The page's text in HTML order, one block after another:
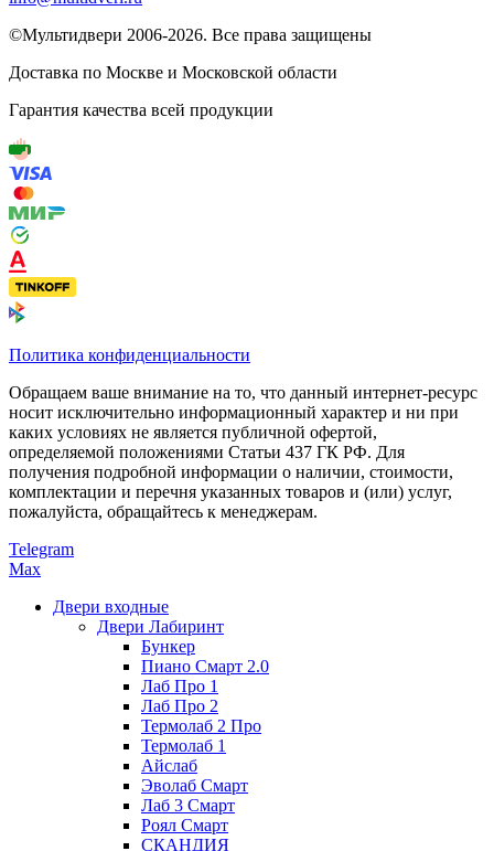
©Мультидвери ‎2006-2026. Все права защищены
Доставка по Москве и Московской области
Гарантия качества всей продукции
Политика конфиденциальности
Обращаем ваше внимание на то, что данный интернет-ресурс
носит исключительно информационный характер и ни при
каких условиях не является публичной офертой,
определяемой положениями Статьи 437 ГК РФ. Для
получения подробной информации о наличии, стоимости,
комплектации и перечня указанных товаров и (или) услуг,
пожалуйста, обращайтесь к менеджерам.
Telegram
Max
Двери входные
Двери Лабиринт
Бункер
Пиано Смарт 2.0
Лаб Про 1
Лаб Про 2
Термолаб 2 Про
Термолаб 1
Айслаб
Эволаб Смарт
Лаб 3 Смарт
Роял Смарт
СКАНДИЯ